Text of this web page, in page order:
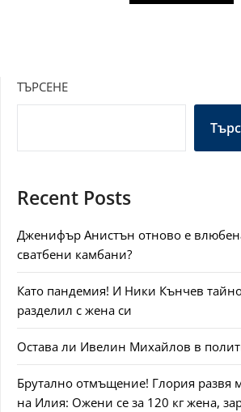
ТЪРСЕНЕ
Recent Posts
Дженифър Анистън отново е
сватбени камбани?
Като пандемия! И Ники Кънчев
разделил с жена си
Остава ли Ивелин Михайлов в
Брутално отмъщение! Глория развя
на Илия: Ожени се за 120 кг жена,